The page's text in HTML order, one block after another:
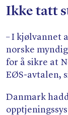
Ikke tatt
– I kjølvannet
norske
for å sikre at
EØS-avtalen,
Danmark